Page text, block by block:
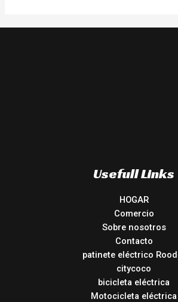
Usefull Links
HOGAR
Comercio
Sobre nosotros
Contacto
patinete eléctrico
citycoco
bicicleta eléctrica
Motocicleta eléctrica